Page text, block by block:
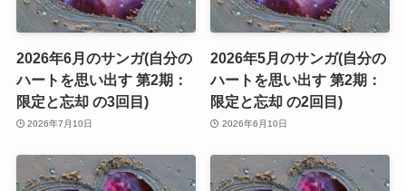
2026年6月のサンガ(自分の
ハートを思い出す 第2期：
限定と忘却 の3回目)
2026年7月10日
2026年5月のサンガ(自分の
ハートを思い出す 第2期：
限定と忘却 の2回目)
2026年6月10日